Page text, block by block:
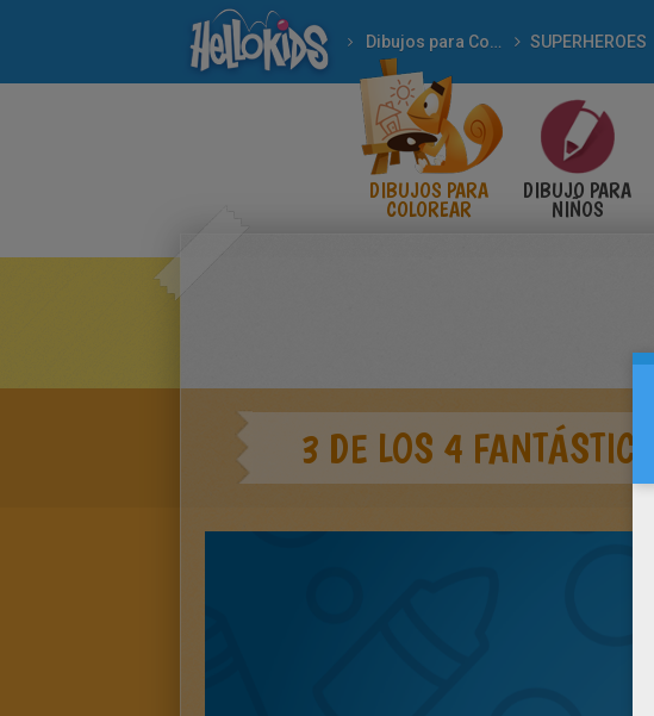
Dibujos para Colorear SUPERHEROES
DIBUJOS PARA
COLOREAR
DIBUJO PARA
NIÑOS
3 DE LOS 4 FANTÁSTICOS